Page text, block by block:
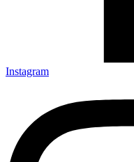
Instagram